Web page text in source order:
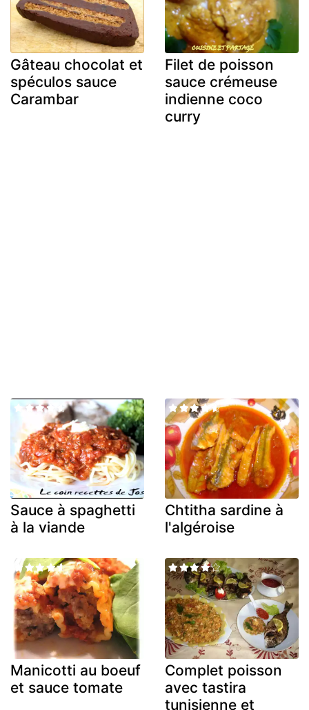
Gâteau chocolat et
spéculos sauce
Carambar
Filet de poisson
sauce crémeuse
indienne coco
curry
Sauce à spaghetti
à la viande
Chtitha sardine à
l'algéroise
Manicotti au boeuf
et sauce tomate
Complet poisson
avec tastira
tunisienne et